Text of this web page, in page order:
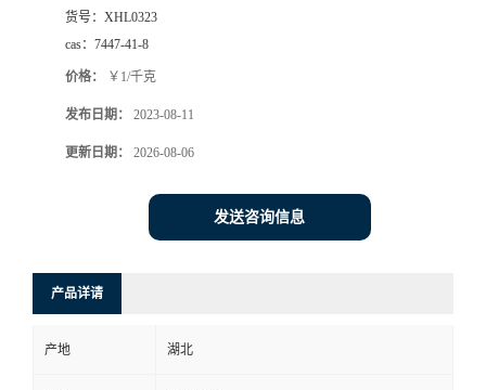
货号： XHL0323
cas： 7447-41-8
价格： ￥1/千克
发布日期： 2023-08-11
更新日期： 2026-08-06
发送咨询信息
产品详请
产地 湖北